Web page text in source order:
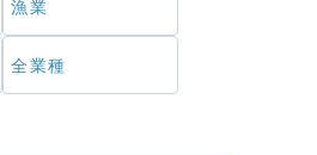
漁業
全業種